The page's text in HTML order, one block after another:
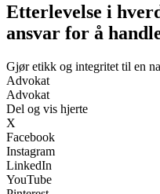
Etterlevelse i
ansvar for å
Gjør etikk og integritet til en
Advokat
Advokat
Del og vis hjerte
X
Facebook
Instagram
LinkedIn
YouTube